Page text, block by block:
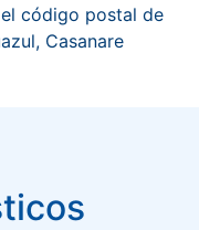
código postal de
Casanare